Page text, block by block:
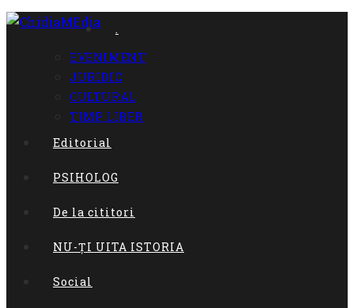
Skip
.
EVENIMENT
JURIDIC
CULTURAL
TIMP LIBER
Editorial
PSIHOLOG
De la cititori
NU-ȚI UITA ISTORIA
Social